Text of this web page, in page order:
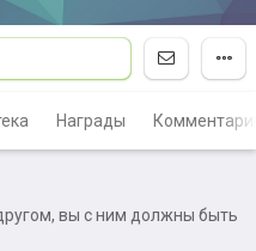
Награды
вы с ним должны быть